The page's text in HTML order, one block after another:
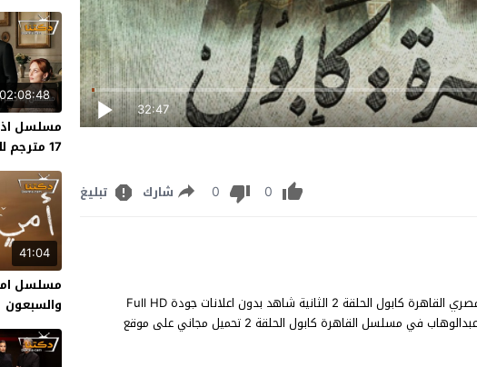
32:47
0
0 شارك تبليغ
مشاهدة القاهرة كابول الحلقة 2 كاملة مسلسل الاثارة والتشويق المصري القاهرة كابول الحلقة 2 الثانية شاهد بدون اعلانات جودة Full HD
YouTube Online 1080p 720p 480p بطولة طارق لطفي وفتحي عبدالوهاب في مسلسل القاهرة كابول الحلقة 2 تحميل مجاني على موقع
مسلسل
17 مترجم للعربية
41:04
والسبعون